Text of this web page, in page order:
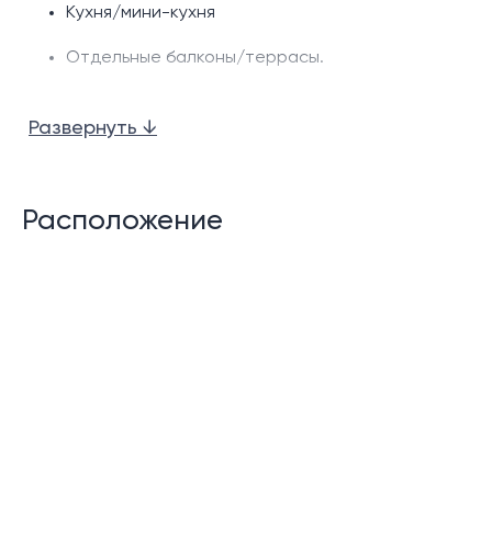
Кухня/мини-кухня
Отдельные балконы/террасы.
Развернуть ↓
Расположение